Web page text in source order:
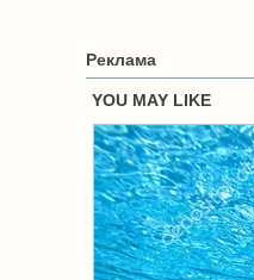
Реклама